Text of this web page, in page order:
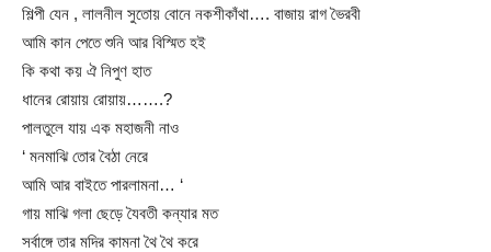
শিল্পী যেন , লালনীল সুতোয় বোনে নকশীকাঁথা…. বাজায় রাগ ভৈরবী
আমি কান পেতে শুনি আর বিস্মিত হই
কি কথা কয় ঐ নিপুণ হাত
ধানের রোয়ায় রোয়ায়…….?
পালতুলে যায় এক মহাজনী নাও
‘ মনমাঝি তোর বৈঠা নেরে
আমি আর বাইতে পারলামনা… ‘
গায় মাঝি গলা ছেড়ে যৈবতী কন্যার মত
সর্বাঙ্গে তার মদির কামনা থৈ থৈ করে